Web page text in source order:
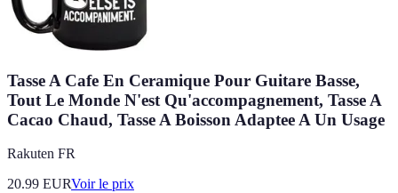
Tasse A Cafe En Ceramique Pour Guitare Basse,
Tout Le Monde N'est Qu'accompagnement, Tasse A
Cacao Chaud, Tasse A Boisson Adaptee A Un Usage
Rakuten FR
20.99 EURVoir le prix